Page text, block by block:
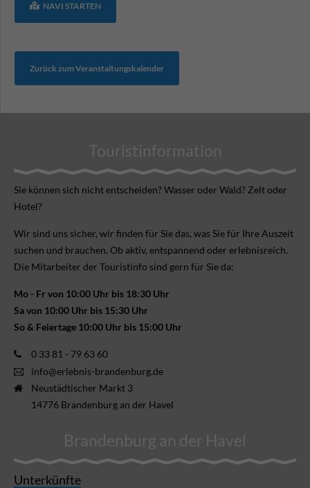
NAVI STARTEN
Zurück zum Veranstaltungskalender
Touristinformation
Sie können sich nicht ent­scheiden? Wasser oder Wald? Zelt oder
Hotel?
Wir sind uns sicher, wir finden für Sie das, was Sie für Ihre Aus­zeit
suchen und brauchen. Ob aktiv, ent­spannend oder erlebnis­reich.
Die Mitarbeiter der Touristinfo sind gern für Sie da:
Mo - Fr von 10:00 Uhr bis 18:30 Uhr
Sa von 10:00 Uhr bis 15:30 Uhr
So & Feiertage 10:00 Uhr bis 15:00 Uhr
0 33 81 - 79 63 60
info@erlebnis-brandenburg.de
Neustädtischer Markt 3
14776 Brandenburg an der Havel
Brandenburg an der Havel
Unterkünfte